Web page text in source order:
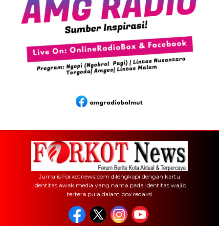
Jurnalis Forkotnews.com dilengkapi dengan kartu
identitas awak media yang nama pada identitas wajib
tertera pula dalam box redaksi